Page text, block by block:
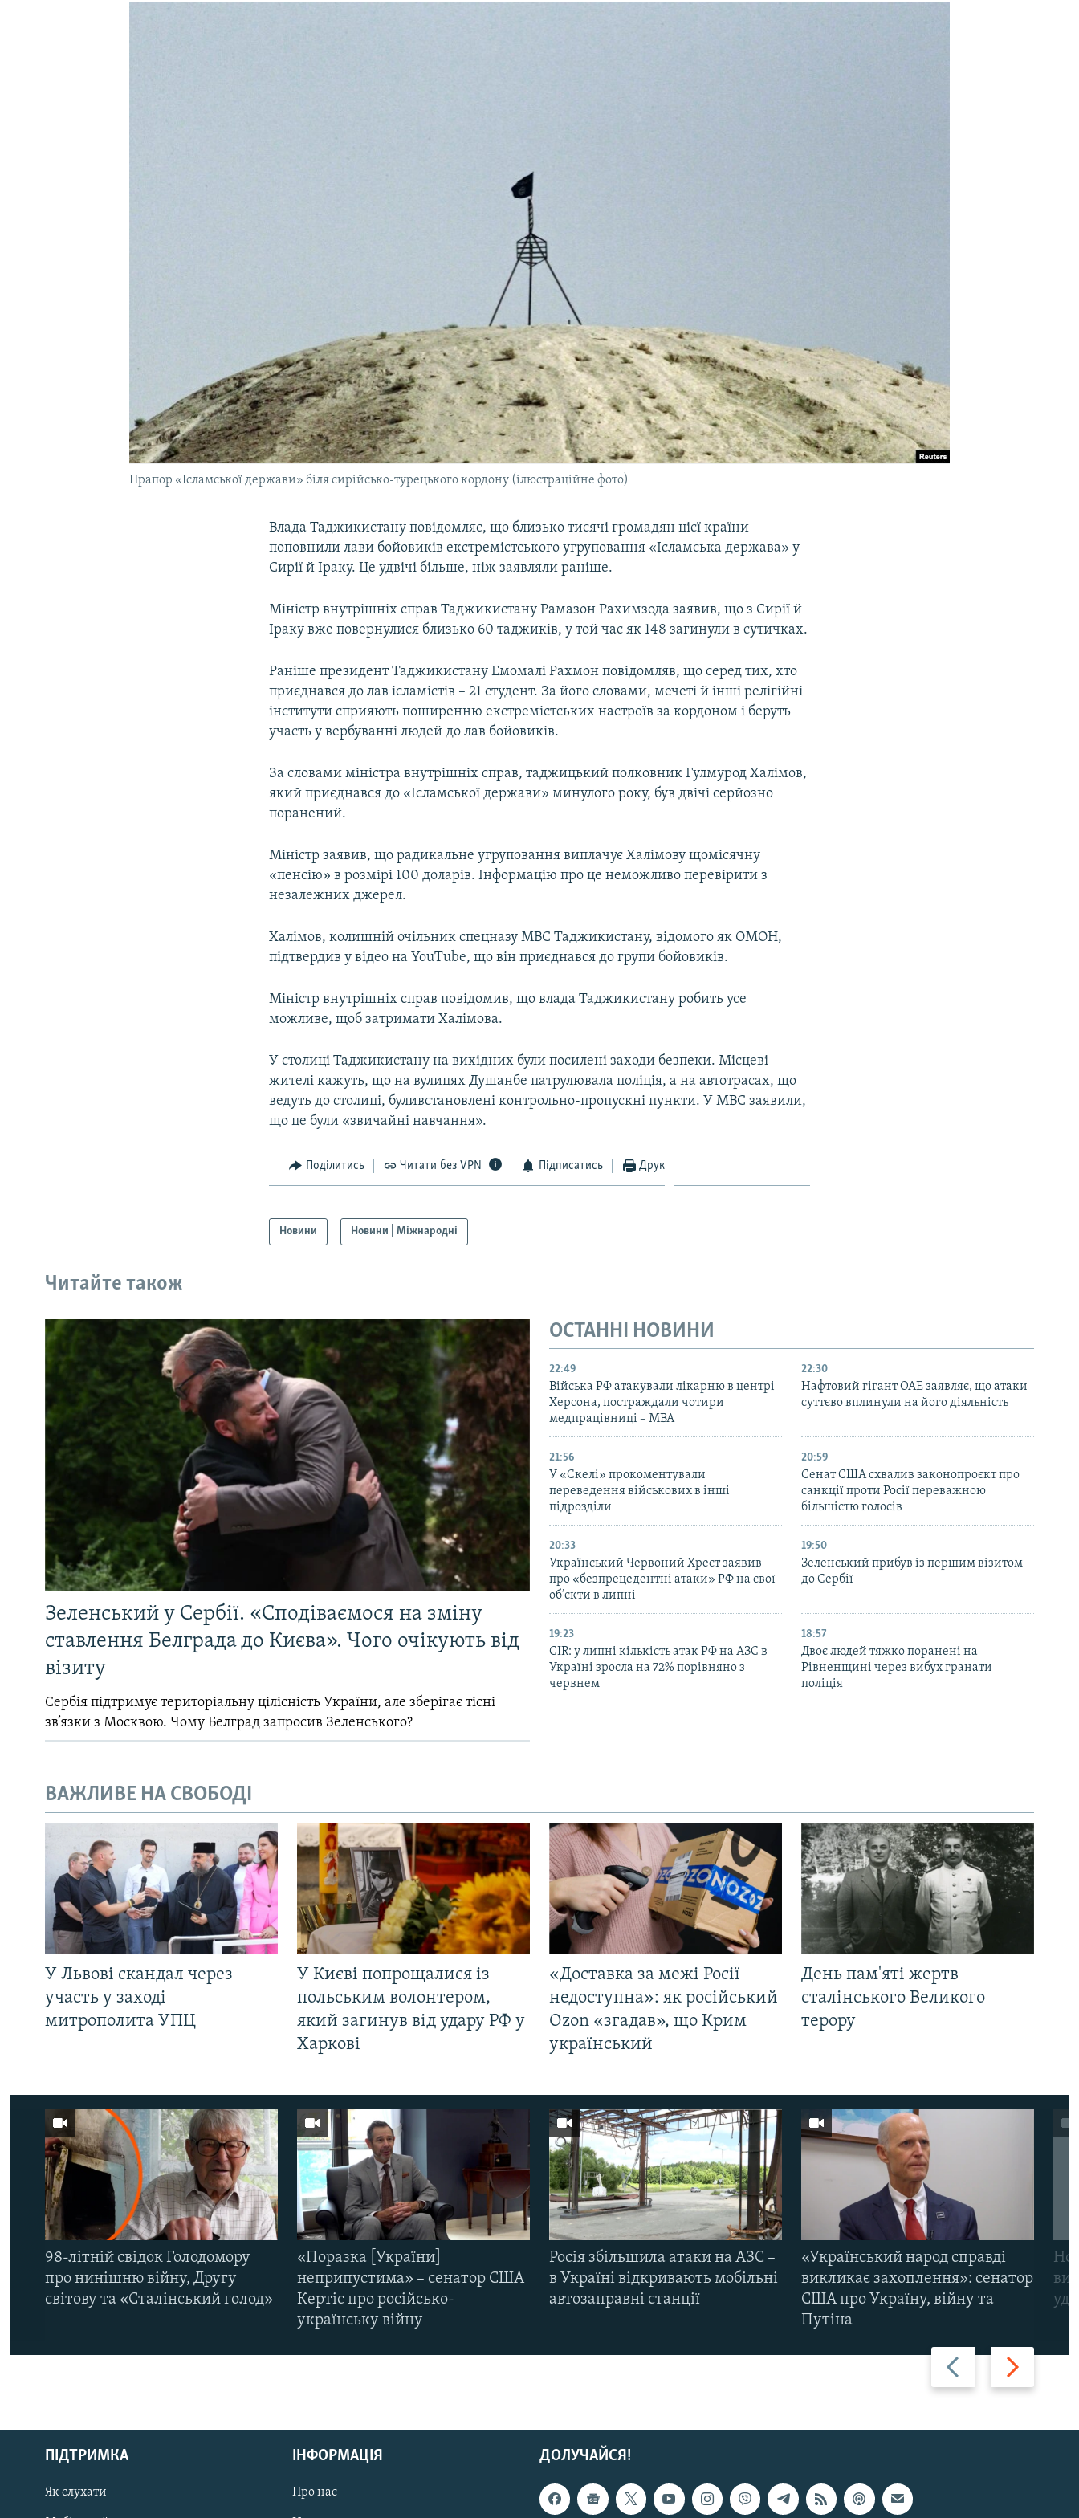
РУС
Прапор «Ісламської держави» біля сирійсько-турецького кордону (ілюстраційне фото)
Влада Таджикистану повідомляє, що близько тисячі громадян цієї країни
поповнили лави бойовиків екстремістського угруповання «Ісламська держава» у
Сирії й Іраку. Це удвічі більше, ніж заявляли раніше.
Міністр внутрішніх справ Таджикистану Рамазон Рахимзода заявив, що з Сирії й
Іраку вже повернулися близько 60 таджиків, у той час як 148 загинули в сутичках.
Раніше президент Таджикистану Емомалі Рахмон повідомляв, що серед тих, хто
приєднався до лав ісламістів – 21 студент. За його словами, мечеті й інші релігійні
інститути сприяють поширенню екстремістських настроїв за кордоном і беруть
участь у вербуванні людей до лав бойовиків.
За словами міністра внутрішніх справ, таджицький полковник Гулмурод Халімов,
який приєднався до «Ісламської держави» минулого року, був двічі серйозно
поранений.
Міністр заявив, що радикальне угруповання виплачує Халімову щомісячну
«пенсію» в розмірі 100 доларів. Інформацію про це неможливо перевірити з
незалежних джерел.
Халімов, колишній очільник спецназу МВС Таджикистану, відомого як ОМОН,
підтвердив у відео на YouTube, що він приєднався до групи бойовиків.
Міністр внутрішніх справ повідомив, що влада Таджикистану робить усе
можливе, щоб затримати Халімова.
У столиці Таджикистану на вихідних були посилені заходи безпеки. Місцеві
жителі кажуть, що на вулицях Душанбе патрулювала поліція, а на автотрасах, що
ведуть до столиці, буливстановлені контрольно-пропускні пункти. У МВС заявили,
що це були «звичайні навчання».
Поділитись Читати без VPN Підписатись Друк
Новини Новини | Міжнародні
Читайте також
Зеленський у Сербії. «Сподіваємося на зміну
ставлення Белграда до Києва». Чого очікують від
візиту
Сербія підтримує територіальну цілісність України, але зберігає тісні
зв’язки з Москвою. Чому Белград запросив Зеленського?
ОСТАННІ НОВИНИ
22:49
Війська РФ атакували лікарню в центрі
Херсона, постраждали чотири
медпрацівниці – МВА
22:30
Нафтовий гігант ОАЕ заявляє, що атаки
суттєво вплинули на його діяльність
21:56
У «Скелі» прокоментували
переведення військових в інші
підрозділи
20:59
Cенат США схвалив законопроєкт про
санкції проти Росії переважною
більшістю голосів
20:33
Український Червоний Хрест заявив
про «безпрецедентні атаки» РФ на свої
об’єкти в липні
19:50
Зеленський прибув із першим візитом
до Сербії
19:23
CIR: у липні кількість атак РФ на АЗС в
Україні зросла на 72% порівняно з
червнем
18:57
Двоє людей тяжко поранені на
Рівненщині через вибух гранати –
поліція
ВАЖЛИВЕ НА СВОБОДІ
У Львові скандал через
участь у заході
митрополита УПЦ
У Києві попрощалися із
польським волонтером,
який загинув від удару РФ у
Харкові
«Доставка за межі Росії
недоступна»: як російський
Ozon «згадав», що Крим
український
День пам'яті жертв
сталінського Великого
терору
Назад Вперед
98-літній свідок Голодомору
про нинішню війну, Другу
світову та «Сталінський голод»
«Поразка [України]
неприпустима» – сенатор США
Кертіс про російсько-
українську війну
Росія збільшила атаки на АЗС –
в Україні відкривають мобільні
автозаправні станції
«Український народ справді
викликає захоплення»: сенатор
США про Україну, війну та
Путіна
ДОЛУЧАЙСЯ!
ПІДТРИМКА
Як слухати
ІНФОРМАЦІЯ
Про нас